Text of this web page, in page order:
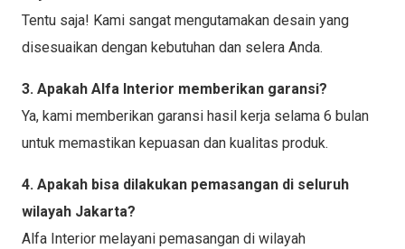
Tentu saja! Kami sangat mengutamakan desain yang
disesuaikan dengan kebutuhan dan selera Anda.
3. Apakah Alfa Interior memberikan garansi?
Ya, kami memberikan garansi hasil kerja selama 6 bulan
untuk memastikan kepuasan dan kualitas produk.
4. Apakah bisa dilakukan pemasangan di seluruh
wilayah Jakarta?
Alfa Interior melayani pemasangan di wilayah